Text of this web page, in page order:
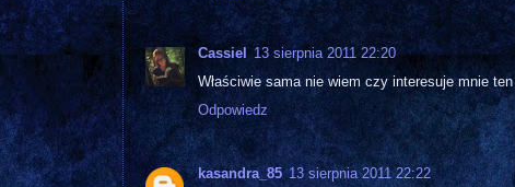
Cassiel
13 sierpnia 2011 22:20
Właściwie sama nie wiem czy interesuje mnie
Odpowiedz
kasandra_85 13 sierpnia 2011 22:22